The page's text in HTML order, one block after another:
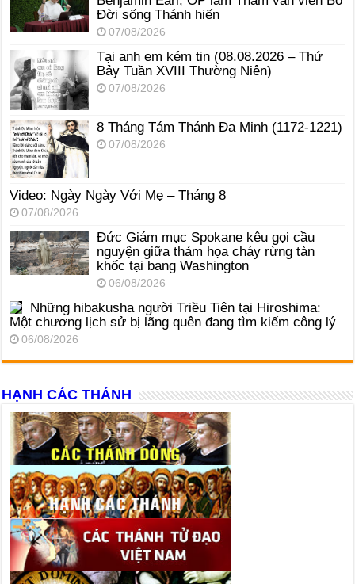
Đời sống Thánh hiến
07/08/2026
Tại anh em kém tin (08.08.2026 – Thứ
Bảy Tuần XVIII Thường Niên)
07/08/2026
8 Tháng Tám Thánh Ða Minh (1172-1221)
07/08/2026
Video: Ngày Ngày Với Mẹ – Tháng 8
07/08/2026
Đức Giám mục Spokane kêu gọi cầu
nguyện giữa thảm họa cháy rừng tàn
khốc tại bang Washington
06/08/2026
Những hibakusha người Triều Tiên tại Hiroshima:
Một chương lịch sử bị lãng quên đang tìm kiếm công lý
06/08/2026
HẠNH CÁC THÁNH